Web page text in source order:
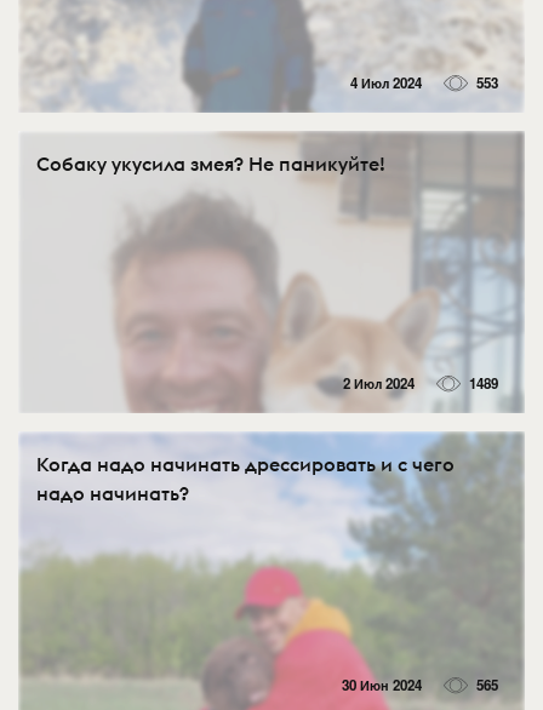
4 Июл 2024 553
Собаку укусила змея? Не паникуйте!
2 Июл 2024 1489
Когда надо начинать дрессировать и с чего
надо начинать?
30 Июн 2024 565